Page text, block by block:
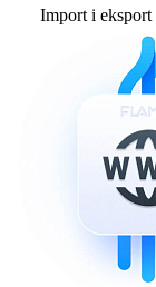
Import i eksport